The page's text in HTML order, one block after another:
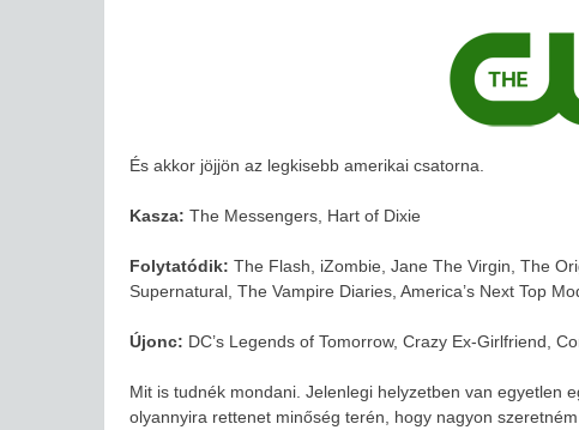
És akkor jöjjön az legkisebb amerikai csatorna.
Kasza: The Messengers, Hart of Dixie
Folytatódik: The Flash, iZombie, Jane The Virgin, The
Supernatural, The Vampire Diaries, America’s Next Top
Újonc: DC’s Legends of Tomorrow, Crazy Ex-Girlfriend,
Mit is tudnék mondani. Jelenlegi helyzetben van egyetlen
olyannyira rettenet minőség terén, hogy nagyon